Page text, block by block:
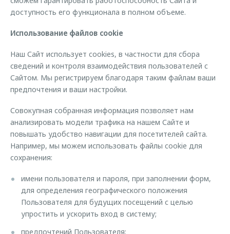
доступность его функционала в полном объеме.
Использование файлов cookie
Наш Сайт использует cookies, в частности для сбора
сведений и контроля взаимодействия пользователей с
Сайтом. Мы регистрируем благодаря таким файлам ваши
предпочтения и ваши настройки.
Совокупная собранная информация позволяет нам
анализировать модели трафика на нашем Сайте и
повышать удобство навигации для посетителей сайта.
Например, мы можем использовать файлы cookie для
сохранения:
имени пользователя и пароля, при заполнении форм,
для определения географического положения
Пользователя для будущих посещений с целью
упростить и ускорить вход в систему;
предпочтений Пользователя;